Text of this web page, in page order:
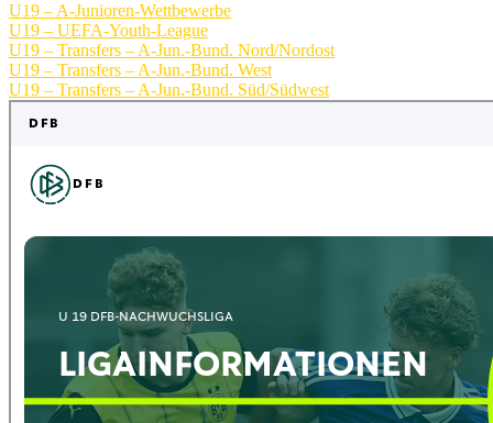
U19 – A-Junioren-Wettbewerbe
U19 – UEFA-Youth-League
U19 – Transfers – A-Jun.-Bund. Nord/Nordost
U19 – Transfers – A-Jun.-Bund. West
U19 – Transfers – A-Jun.-Bund. Süd/Südwest